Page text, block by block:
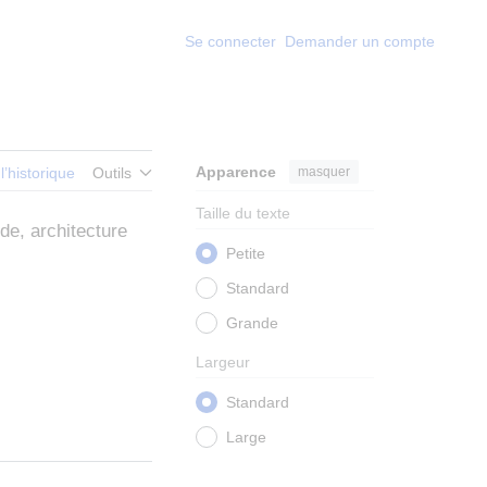
Se connecter Demander un compte
Outils Apparence masquer
Taille du texte
Petite
Standard
Grande
Largeur
Standard
Large
architecture